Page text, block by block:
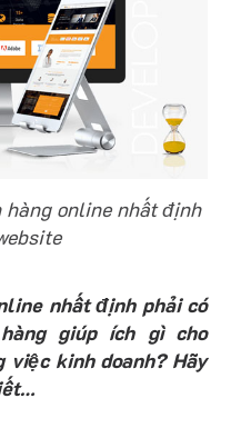
hàng online nhất định
nhất định phải có
giúp ích gì cho
việc kinh doanh? Hãy